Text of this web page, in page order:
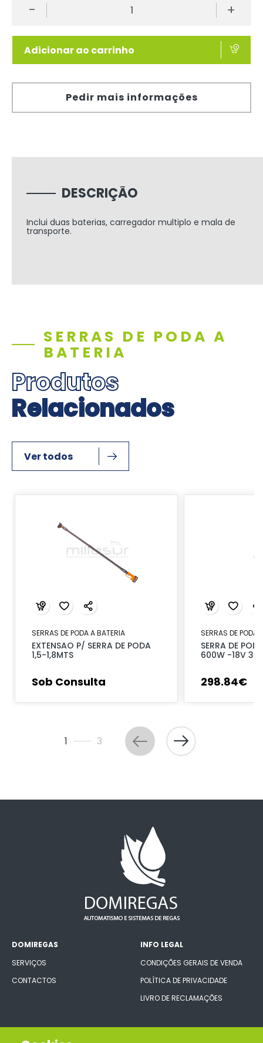
- +
Adicionar ao carrinho
Pedir mais informações
DESCRIÇÃO
Inclui duas baterias, carregador multiplo e mala de
transporte.
SERRAS DE PODA A
BATERIA
Produtos
Relacionados
Ver todos
SERRAS DE PODA A BATERIA
EXTENSAO P/ SERRA DE PODA
1,5-1,8MTS
Sob Consulta
SERRAS DE PODA
SERRA DE
600W -18V 3-
298.84€
1 3
DOMIREGAS
SERVIÇOS
CONTACTOS
INFO LEGAL
CONDIÇÕES GERAIS DE VENDA
POLÍTICA DE PRIVACIDADE
LIVRO DE RECLAMAÇÕES
CONECTE-SE CONNOSCO